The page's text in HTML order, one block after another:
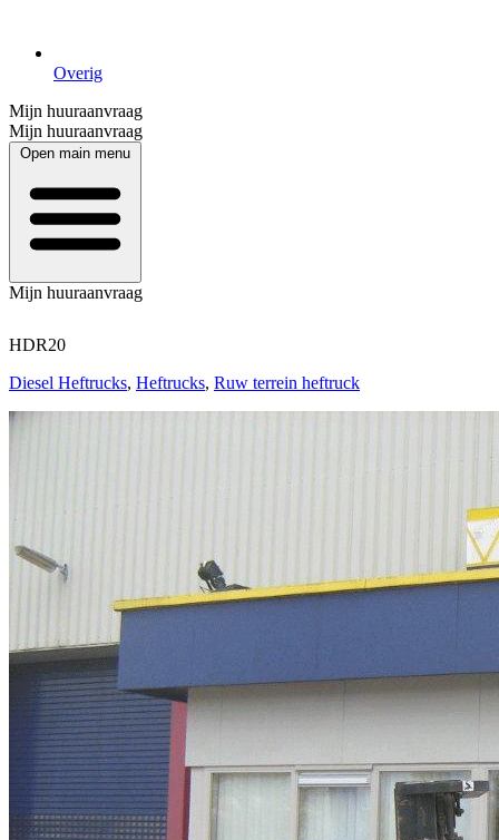
Overig
Mijn huuraanvraag
Mijn huuraanvraag
Open main menu
Mijn huuraanvraag
HDR20
Diesel Heftrucks, Heftrucks, Ruw terrein heftruck